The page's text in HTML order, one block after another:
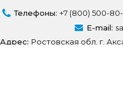
Телефоны: +7 (800) 500-80-
E-mail:
Адрес: Ростовская обл, г.